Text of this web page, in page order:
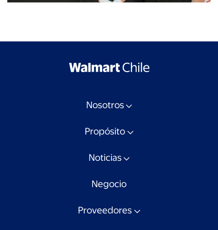
Nosotros
Propósito
Noticias
Negocio
Proveedores